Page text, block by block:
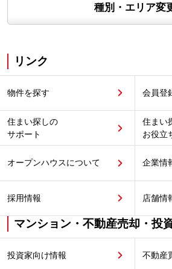
種別・エリア変
リンク
物件を探す 会員登
住まい探しの
サポート
住まい
お役立
オープンハウスについて 企業情
採用情報 店舗情
マンション・不動産売却・投
投資家向け情報 不動産